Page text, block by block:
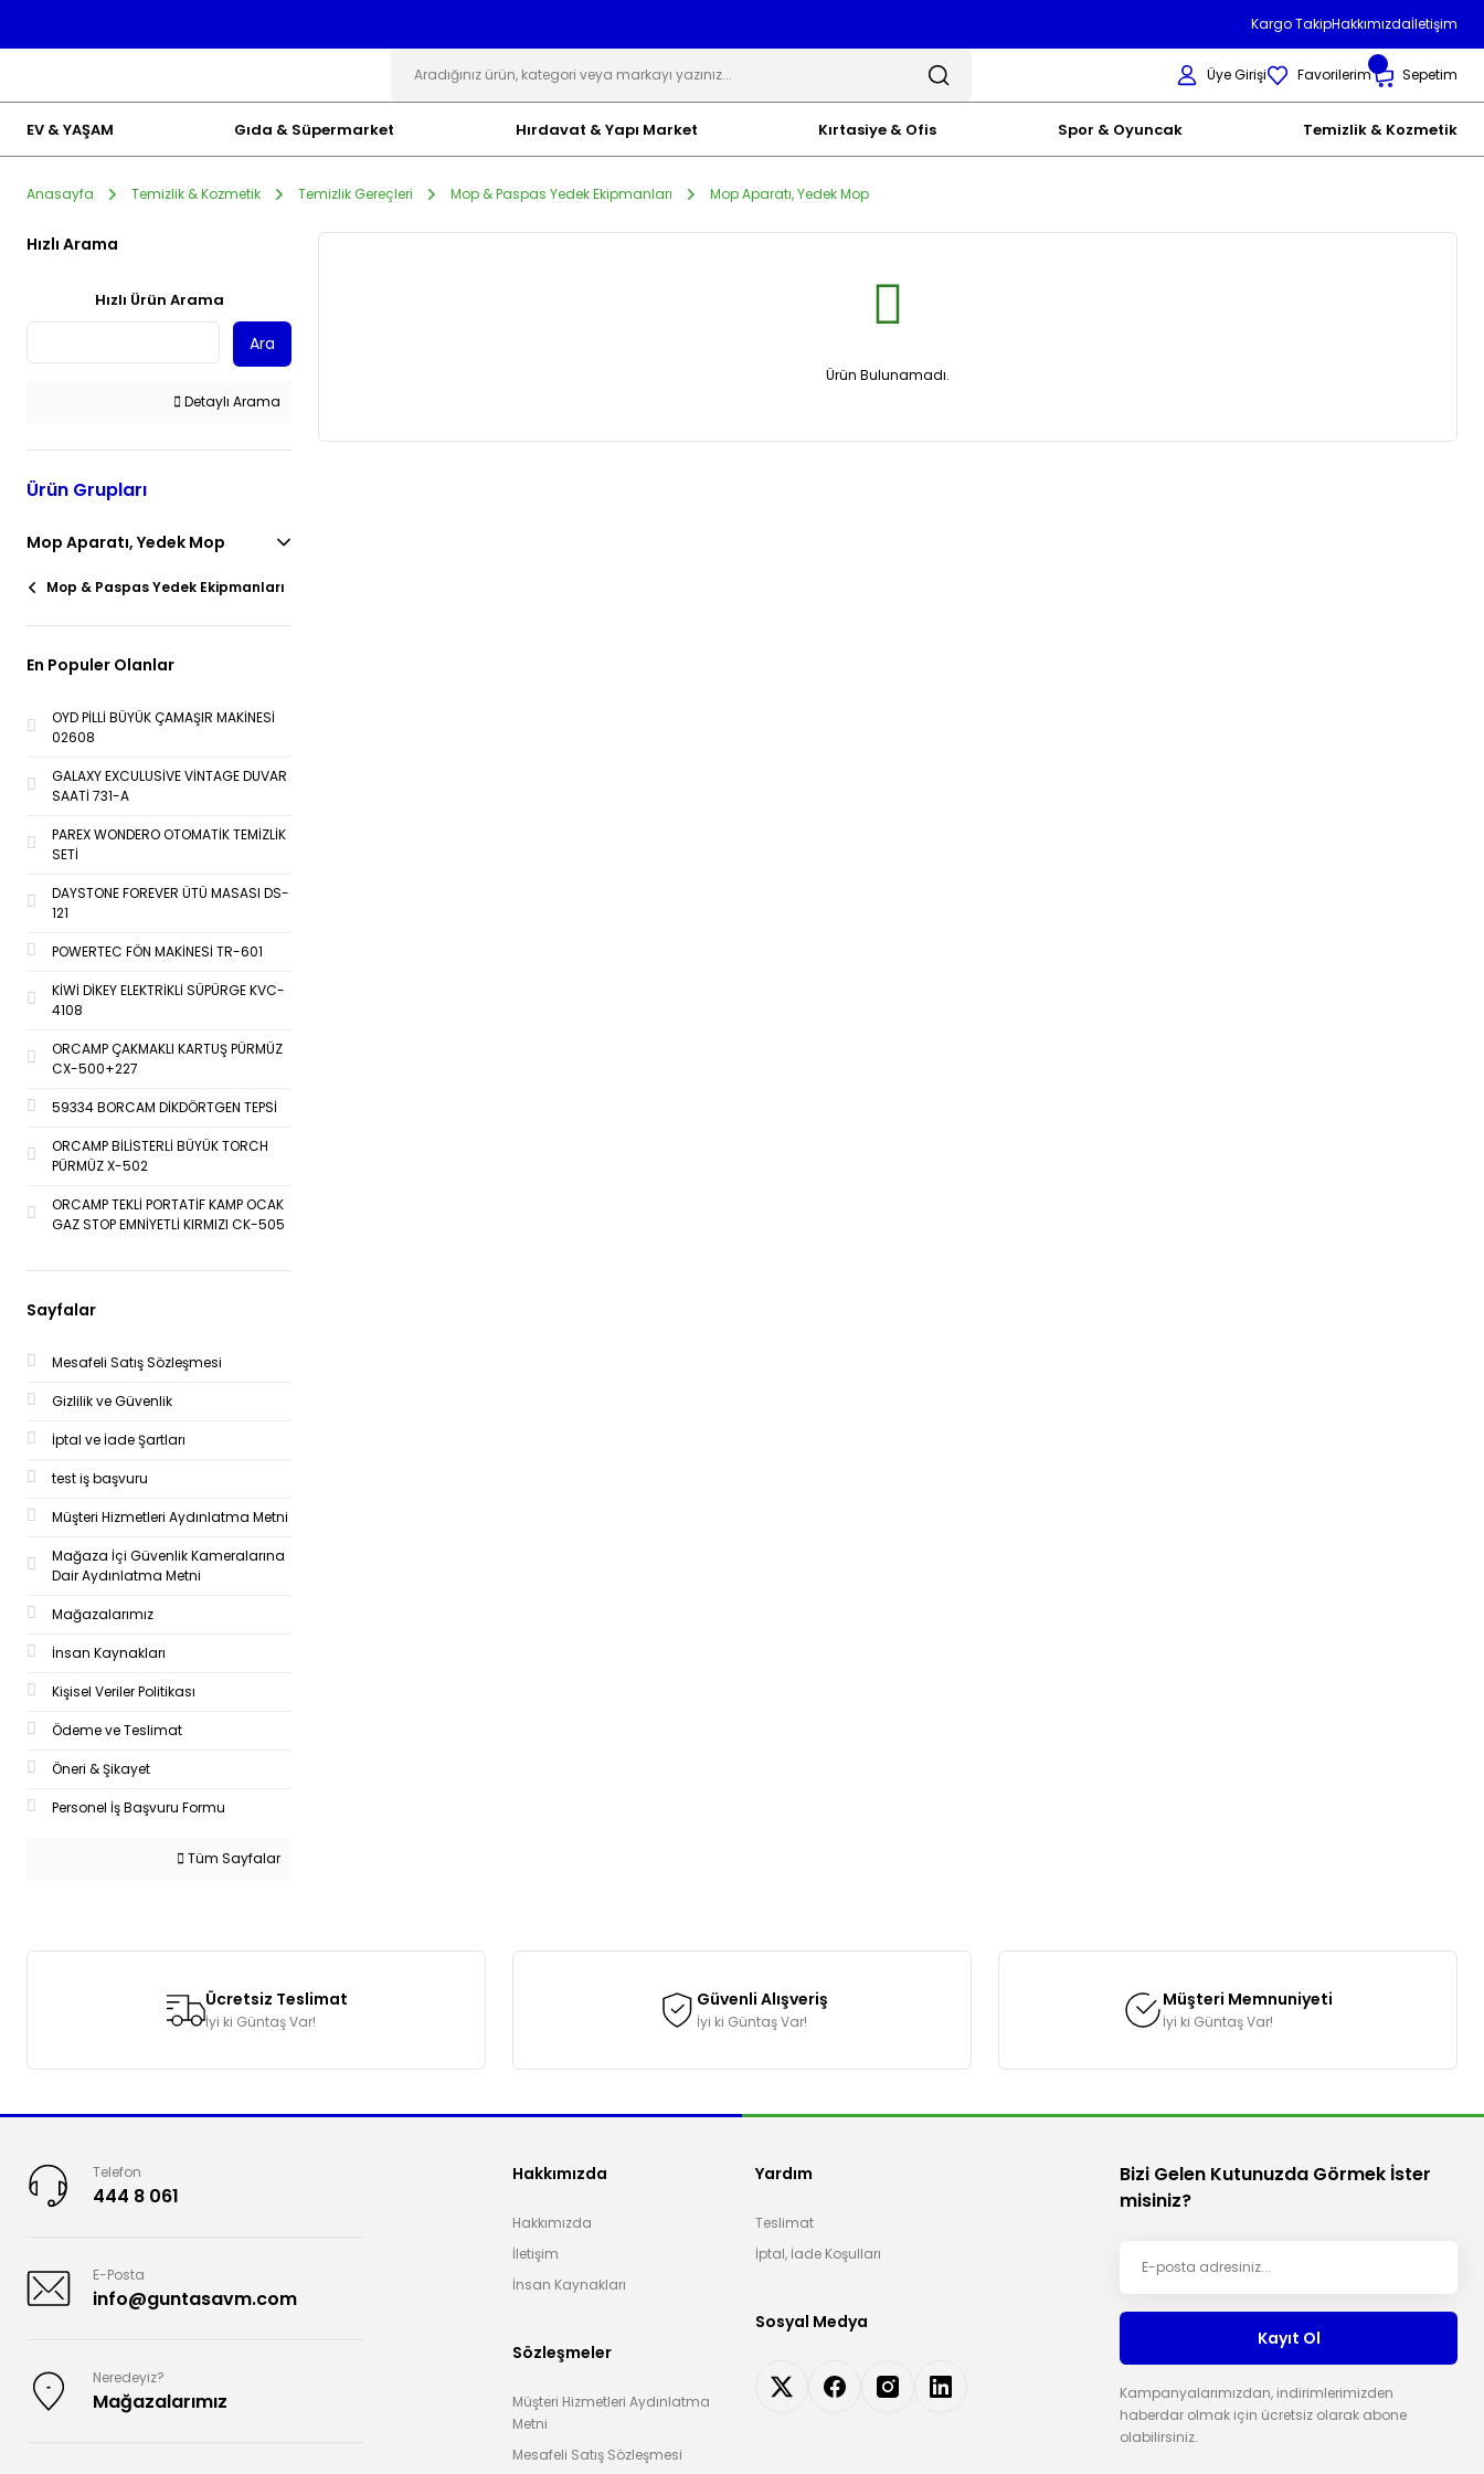
Kargo TakipHakkımızdaİletişim
Üye Girişi Favorilerim Sepetim
EV & YAŞAM Gıda & Süpermarket Hırdavat & Yapı Market Kırtasiye & Ofis Spor & Oyuncak Temizlik & Kozmetik
Anasayfa Temizlik & Kozmetik Temizlik Gereçleri Mop & Paspas Yedek Ekipmanları Mop Aparatı, Yedek Mop
Hızlı Arama
Hızlı Ürün Arama
Ara
Detaylı Arama
Ürün Grupları
Mop Aparatı, Yedek Mop
Mop & Paspas Yedek Ekipmanları
En Populer Olanlar
OYD PİLLİ BÜYÜK ÇAMAŞIR MAKİNESİ
02608
GALAXY EXCULUSİVE VİNTAGE DUVAR
SAATİ 731-A
PAREX WONDERO OTOMATİK TEMİZLİK
SETİ
DAYSTONE FOREVER ÜTÜ MASASI DS-
121
POWERTEC FÖN MAKİNESİ TR-601
KİWİ DİKEY ELEKTRİKLİ SÜPÜRGE KVC-
4108
ORCAMP ÇAKMAKLI KARTUŞ PÜRMÜZ
CX-500+227
59334 BORCAM DİKDÖRTGEN TEPSİ
ORCAMP BİLİSTERLİ BÜYÜK TORCH
PÜRMÜZ X-502
ORCAMP TEKLİ PORTATİF KAMP OCAK
GAZ STOP EMNİYETLİ KIRMIZI CK-505
Sayfalar
Mesafeli Satış Sözleşmesi
Gizlilik ve Güvenlik
İptal ve İade Şartları
test iş başvuru
Müşteri Hizmetleri Aydınlatma Metni
Mağaza İçi Güvenlik Kameralarına
Dair Aydınlatma Metni
Mağazalarımız
İnsan Kaynakları
Kişisel Veriler Politikası
Ödeme ve Teslimat
Öneri & Şikayet
Personel İş Başvuru Formu
Tüm Sayfalar
Ürün Bulunamadı.
Ücretsiz Teslimat
İyi ki Güntaş Var!
Güvenli Alışveriş
İyi ki Güntaş Var!
Müşteri Memnuniyeti
İyi ki Güntaş Var!
Telefon
444 8 061
E-Posta
info@guntasavm.com
Neredeyiz?
Mağazalarımız
Hakkımızda
Hakkımızda
İletişim
İnsan Kaynakları
Sözleşmeler
Müşteri Hizmetleri Aydınlatma
Metni
Mesafeli Satış Sözleşmesi
Yardım
Teslimat
İptal, İade Koşulları
Sosyal Medya
Bizi Gelen Kutunuzda Görmek İster
misiniz?
Kayıt Ol
Kampanyalarımızdan, indirimlerimizden
haberdar olmak için ücretsiz olarak abone
olabilirsiniz.